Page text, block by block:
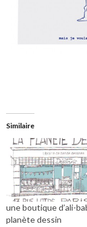
Similaire
une boutique d’ali-
planète dessin